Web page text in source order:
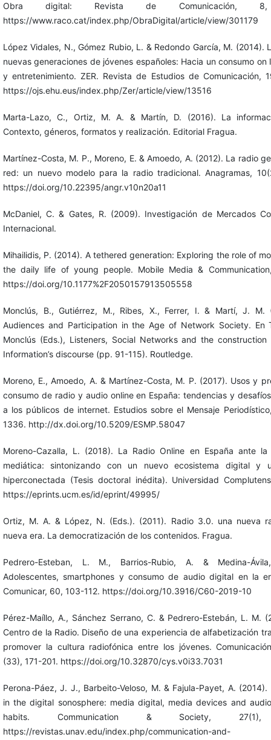
Obra digital: Revista de Comunicación, 8,
https://www.raco.cat/index.php/ObraDigital/article/view/301179
López Vidales, N., Gómez Rubio, L. & Redondo García, M. (2014).
nuevas generaciones de jóvenes españoles: Hacia un consumo on
y entretenimiento. ZER. Revista de Estudios de Comunicación,
https://ojs.ehu.eus/index.php/Zer/article/view/13516
Marta-Lazo, C., Ortiz, M. A. & Martín, D. (2016). La
Contexto, géneros, formatos y realización. Editorial Fragua.
Martínez-Costa, M. P., Moreno, E. & Amoedo, A. (2012). La radio
red: un nuevo modelo para la radio tradicional. Anagramas,
https://doi.org/10.22395/angr.v10n20a11
McDaniel, C. & Gates, R. (2009). Investigación de Mercados
Internacional.
Mihailidis, P. (2014). A tethered generation: Exploring the role of
the daily life of young people. Mobile Media &
https://doi.org/10.1177%2F2050157913505558
Monclús, B., Gutiérrez, M., Ribes, X., Ferrer, I. & Martí, J. M.
Audiences and Participation in the Age of Network Society. En
Monclús (Eds.), Listeners, Social Networks and the
Information’s discourse (pp. 91-115). Routledge.
Moreno, E., Amoedo, A. & Martínez-Costa, M. P. (2017). Usos y
consumo de radio y audio online en España: tendencias y
a los públicos de internet. Estudios sobre el Mensaje
1336. http://dx.doi.org/10.5209/ESMP.58047
Moreno-Cazalla, L. (2018). La Radio Online en España ante la
mediática: sintonizando con un nuevo ecosistema digital y
hiperconectada (Tesis doctoral inédita). Universidad
https://eprints.ucm.es/id/eprint/49995/
Ortiz, M. A. & López, N. (Eds.). (2011). Radio 3.0. una nueva
nueva era. La democratización de los contenidos. Fragua.
Pedrero-Esteban, L. M., Barrios-Rubio, A. & Medina-
Adolescentes, smartphones y consumo de audio digital en la
Comunicar, 60, 103-112. https://doi.org/10.3916/C60-2019-10
Pérez-Maíllo, A., Sánchez Serrano, C. & Pedrero-Estebán, L. M.
Centro de la Radio. Diseño de una experiencia de alfabetización
promover la cultura radiofónica entre los jóvenes.
(33), 171-201. https://doi.org/10.32870/cys.v0i33.7031
Perona-Páez, J. J., Barbeito-Veloso, M. & Fajula-Payet, A. (2014).
in the digital sonosphere: media digital, media devices and
habits. Communication & Society, 27(1),
https://revistas.unav.edu/index.php/communication-and-